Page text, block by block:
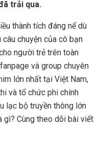
trải qua.
thành tích đáng nể dù
chuyện của cô bạn
người trẻ trên toàn
và group chuyên
lớn nhất tại Việt Nam,
và tổ chức phi chính
lạc bộ truyền thông lớn
Cùng theo dõi bài viết